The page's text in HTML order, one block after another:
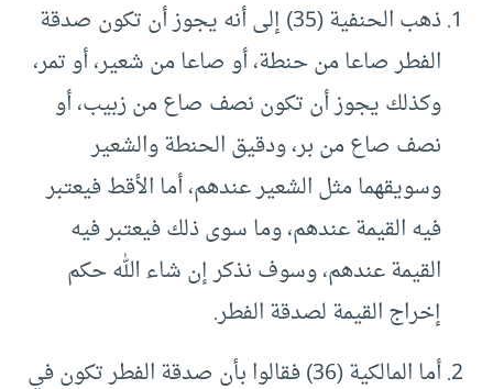
ذهب الحنفية (35) إلى أنه يجوز أن تكون صدقة
الفطر صاعا من حنطة، أو صاعا من شعير، أو تمر،
وكذلك يجوز أن تكون نصف صاع من زبيب، أو
نصف صاع من بر، ودقيق الحنطة والشعير
وسويقهما مثل الشعير عندهم، أما الأقط فيعتبر
فيه القيمة عندهم، وما سوى ذلك فيعتبر فيه
القيمة عندهم، وسوف نذكر إن شاء الله حكم
إخراج القيمة لصدقة الفطر.
أما المالكية (36) فقالوا بأن صدقة الفطر تكون في